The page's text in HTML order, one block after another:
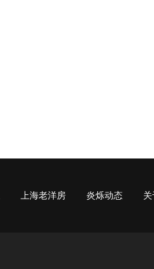
上海老洋房 炎烁动态